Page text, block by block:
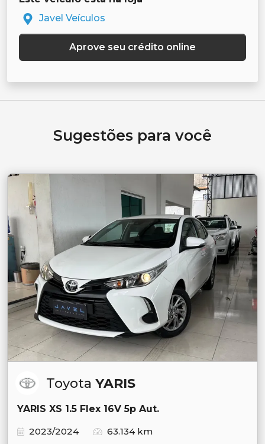
Javel Veículos
Aprove seu crédito online
Sugestões para você
Toyota YARIS
YARIS XS 1.5 Flex 16V 5p Aut.
2023/2024
63.134 km